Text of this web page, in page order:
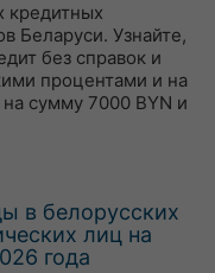
кредитных
Беларуси. Узнайте,
без справок и
процентами и на
сумму 7000 BYN и
в белорусских
лиц на
года